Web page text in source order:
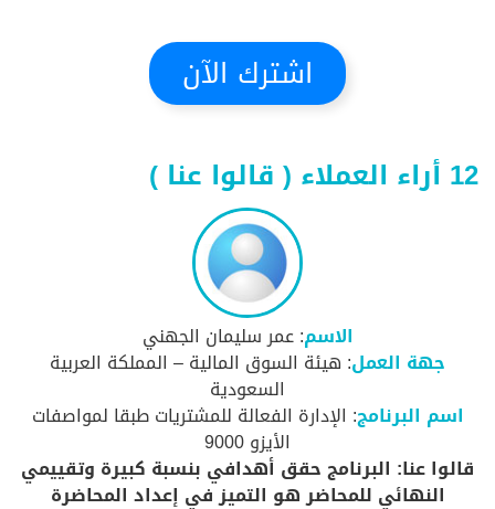
اشترك الآن
12 أراء العملاء ( قالوا عنا )
الاسم: عمر سليمان الجهني
جهة العمل: هيئة السوق المالية – المملكة العربية
السعودية
اسم البرنامج: الإدارة الفعالة للمشتريات طبقا لمواصفات
الأيزو 9000
قالوا عنا: البرنامج حقق أهدافي بنسبة كبيرة وتقييمي
النهائي للمحاضر هو التميز في إعداد المحاضرة